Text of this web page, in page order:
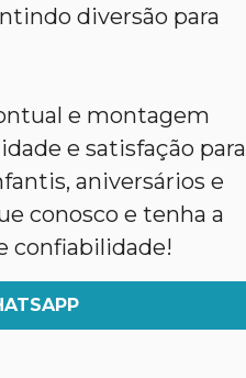
diversão para
e montagem
e satisfação para
aniversários e
conosco e tenha a
confiabilidade!